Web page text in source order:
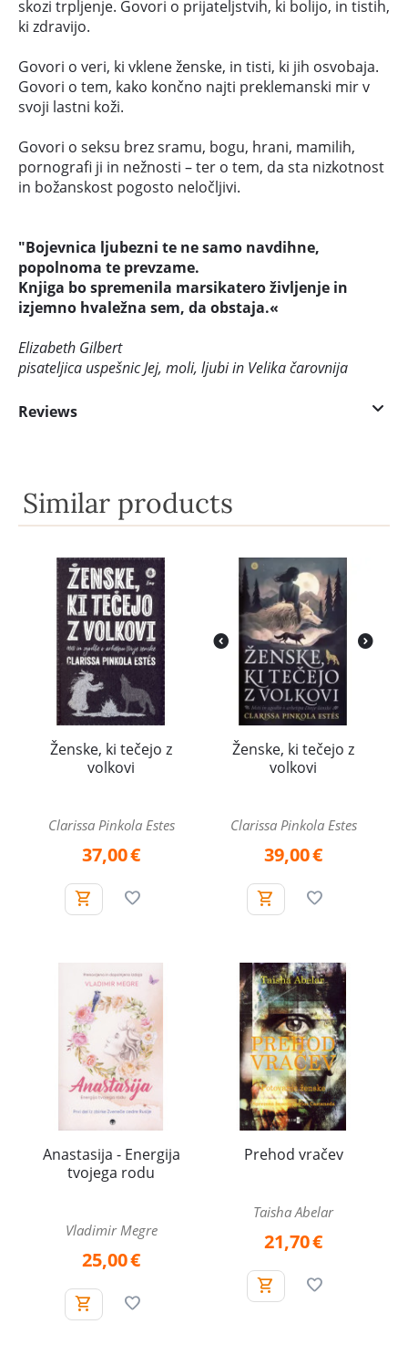
skozi trpljenje. Govori o prijateljstvih, ki bolijo, in tistih,
ki zdravijo.
Govori o veri, ki vklene ženske, in tisti, ki jih osvobaja.
Govori o tem, kako končno najti preklemanski mir v
svoji lastni koži.
Govori o seksu brez sramu, bogu, hrani, mamilih,
pornograﬁ ji in nežnosti – ter o tem, da sta nizkotnost
in božanskost pogosto neločljivi.
"Bojevnica ljubezni te ne samo navdihne,
popolnoma te prevzame.
Knjiga bo spremenila marsikatero življenje in
izjemno hvaležna sem, da obstaja.«
Elizabeth Gilbert
pisateljica uspešnic Jej, moli, ljubi in Velika čarovnija
Reviews
Similar products
Ženske, ki tečejo z
volkovi
Clarissa Pinkola Estes
37,00€
Ženske, ki tečejo z
volkovi
Clarissa Pinkola Estes
39,00€
Anastasija - Energija
tvojega rodu
Vladimir Megre
25,00€
Prehod vračev
Taisha Abelar
21,70€